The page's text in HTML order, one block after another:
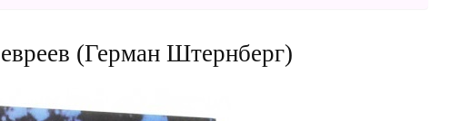
(Герман Штернберг)